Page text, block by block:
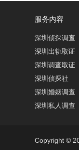
服务内容
深圳侦探调查
深圳出轨取证
深圳调查取证
深圳侦探社
深圳婚姻调查
深圳私人调查
Copyright ©